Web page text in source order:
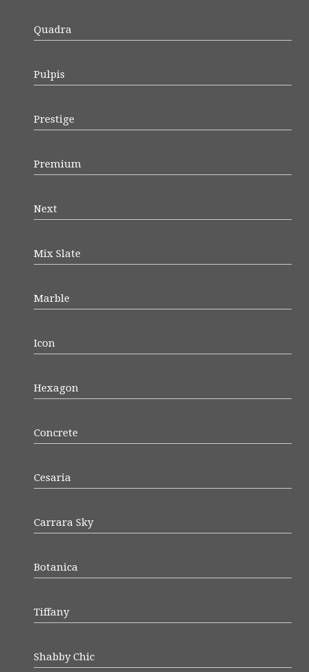
Quadra
Pulpis
Prestige
Premium
Next
Mix Slate
Marble
Icon
Hexagon
Concrete
Cesaria
Carrara Sky
Botanica
Tiffany
Shabby Chic